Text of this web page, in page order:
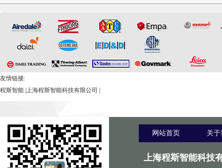
友情链接:
程斯智能 上海程斯智能科技有限公司
网站首页 关
上海程斯智能科技